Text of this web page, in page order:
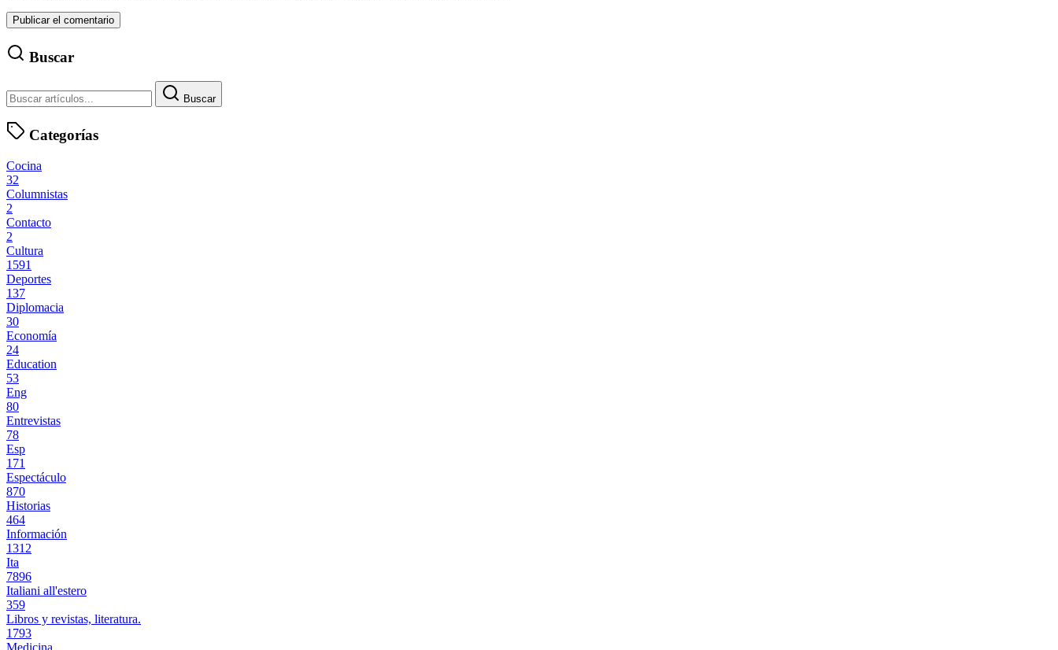
Buscar
Buscar
Categorías
Cocina
32
Columnistas
2
Contacto
2
Cultura
1591
Deportes
137
Diplomacia
30
Economía
24
Education
53
Eng
80
Entrevistas
78
Esp
171
Espectáculo
870
Historias
464
Información
1312
Ita
7896
Italiani all'estero
359
Libros y revistas, literatura.
1793